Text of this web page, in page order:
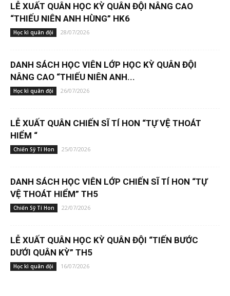
LỄ XUẤT QUÂN HỌC KỲ QUÂN ĐỘI NÂNG CAO
“THIẾU NIÊN ANH HÙNG” HK6
Học kì quân đội 28/07/2026
DANH SÁCH HỌC VIÊN LỚP HỌC KỲ QUÂN ĐỘI
NÂNG CAO “THIẾU NIÊN ANH...
Học kì quân đội 26/07/2026
LỄ XUẤT QUÂN CHIẾN SĨ TÍ HON “TỰ VỆ THOÁT
HIỂM “
Chiến Sỹ Tí Hon 25/07/2026
DANH SÁCH HỌC VIÊN LỚP CHIẾN SĨ TÍ HON “TỰ
VỆ THOÁT HIỂM” TH5
Chiến Sỹ Tí Hon 22/07/2026
LỄ XUẤT QUÂN HỌC KỲ QUÂN ĐỘI “TIẾN BƯỚC
DƯỚI QUÂN KỲ” TH5
Học kì quân đội 16/07/2026